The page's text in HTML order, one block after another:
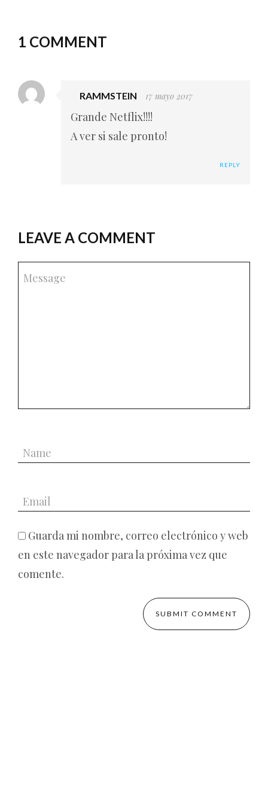
1 COMMENT
RAMMSTEIN 17 mayo 2017
Grande Netflix!!!!
A ver si sale pronto!
REPLY
LEAVE A COMMENT
Guarda mi nombre, correo electrónico y web
en este navegador para la próxima vez que
comente.